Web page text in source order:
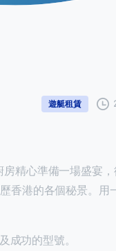
遊艇租賃
精心準備一場盛宴
香港的各個秘景。用
成功的型號。